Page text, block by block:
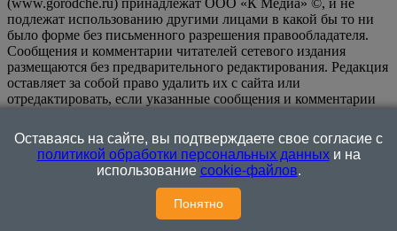
подлежат использованию другими лицами в какой бы то ни
было форме без письменного разрешения правообладателя.
Сообщения и комментарии читателей сетевого издания
размещаются без предварительного редактирования. Редакция
оставляет за собой право удалить их с сайта или
отредактировать, если указанные сообщения и комментарии
или нарушением иных требований закона.
информационном ресурсе применяются рекомендательные
технологии (информационные технологии предоставления
информации на основе сбора, систематизации и анализа
сведений, относящихся к предпочтениям пользователей сети
"Интернет", находящихся на территории Российской
Оставаясь на сайте, вы подтверждаете свое согласие с
политикой обработки персональных данныхи на
использование cookie-файлов.
Понятно